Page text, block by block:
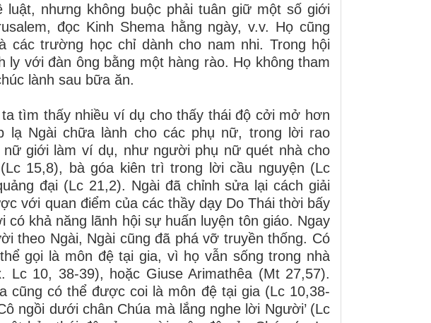
nhưng không buộc phải tuân giữ một số giới
đọc Kinh Shema hằng ngày, v.v. Họ cũng
các trường học chỉ dành cho nam nhi. Trong hội
với đàn ông bằng một hàng rào. Họ không tham
lành sau bữa ăn.
tìm thấy nhiều ví dụ cho thấy thái độ cởi mở hơn
lạ Ngài chữa lành cho các phụ nữ, trong lời rao
giới làm ví dụ, như người phụ nữ quét nhà cho
15,8), bà góa kiên trì trong lời cầu nguyện (Lc
đại (Lc 21,2). Ngài đã chỉnh sửa lại cách giải
với quan điểm của các thầy dạy Do Thái thời bấy
khả năng lãnh hội sự huấn luyện tôn giáo. Ngay
theo Ngài, Ngài cũng đã phá vỡ truyền thống. Có
gọi là môn đệ tại gia, vì họ vẫn sống trong nhà
10, 38-39), hoặc Giuse Arimathêa (Mt 27,57).
cũng có thể được coi là môn đệ tại gia (Lc 10,38-
ngồi dưới chân Chúa mà lắng nghe lời Người’ (Lc